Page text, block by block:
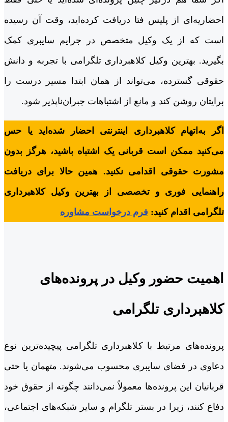
احضاریه‌ای از پلیس فتا دریافت کرده‌اید، وقت آن رسیده
است که از یک وکیل متخصص در جرایم سایبری کمک
بگیرید. بهترین وکیل کلاهبرداری تلگرامی با تجربه و دانش
حقوقی گسترده، می‌تواند از همان ابتدا مسیر درست را
برایتان روشن کند و مانع از اشتباهات جبران‌ناپذیر شود.
اگر به‌اتهام کلاهبرداری اینترنتی احضار شده‌اید یا حس
می‌کنید ممکن است قربانی یک اشتباه باشید، هرگز بدون
مشورت حقوقی اقدامی نکنید. همین حالا برای دریافت
راهنمایی فوری و تخصصی از بهترین وکیل کلاهبرداری
تلگرامی اقدام کنید: فرم درخواست مشاوره
اهمیت حضور وکیل در پرونده‌های
کلاهبرداری تلگرامی
پرونده‌های مرتبط با کلاهبرداری تلگرامی پیچیده‌ترین نوع
دعاوی در فضای سایبری محسوب می‌شوند. متهمان یا حتی
قربانیان این پرونده‌ها معمولاً نمی‌دانند چگونه از حقوق خود
دفاع کنند، زیرا در بستر تلگرام و سایر شبکه‌های اجتماعی،